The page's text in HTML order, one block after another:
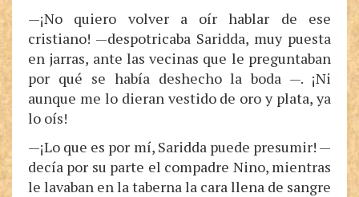
—¡No quiero volver a oír hablar de ese
cristiano! —despotricaba Saridda, muy puesta
en jarras, ante las vecinas que le preguntaban
por qué se había deshecho la boda —. ¡Ni
aunque me lo dieran vestido de oro y plata, ya
lo oís!
—¡Lo que es por mí, Saridda puede presumir! —
decía por su parte el compadre Nino, mientras
le lavaban en la taberna la cara llena de sangre